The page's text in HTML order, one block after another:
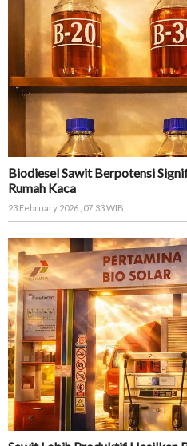
Biodiesel Sawit Berpotensi
Rumah Kaca
23 February 2026 , 07:33 WIB